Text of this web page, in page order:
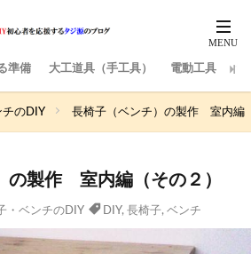
準備 大工道具（手工具） 電動工具 サ
チのDIY 長椅子（ベンチ）の製作 室内編
の製作 室内編（その２）
・ベンチのDIY DIY, 長椅子, ベンチ